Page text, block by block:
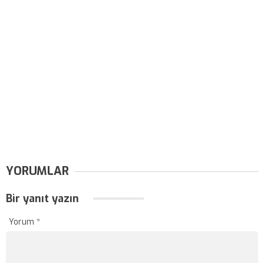
YORUMLAR
Bir yanıt yazın
Yorum *